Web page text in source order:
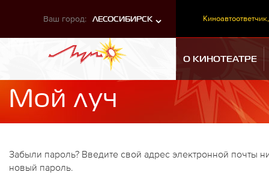
Ваш город: ЛЕСОСИБИРСК Киноавтоответчик,
О КИНОТЕАТРЕ
Мой луч
Забыли пароль? Введите свой адрес электронной почты
новый пароль.